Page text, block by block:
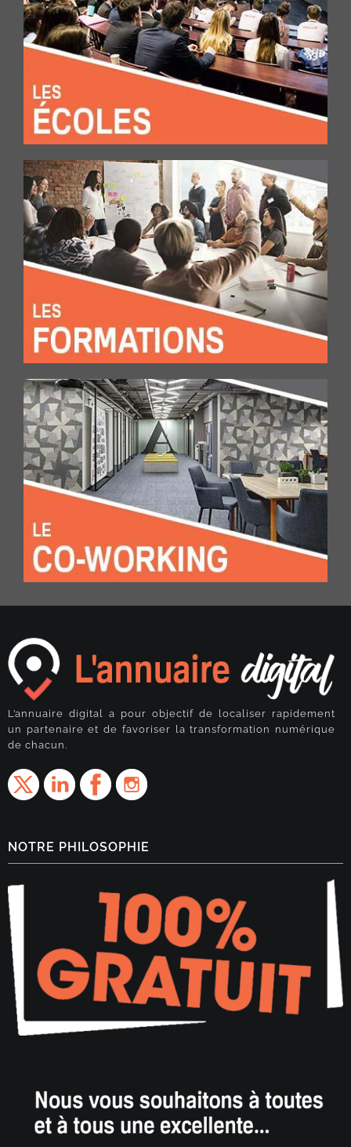
L’annuaire digital a pour objectif de localiser rapidement
un partenaire et de favoriser la transformation numérique
de chacun.
NOTRE PHILOSOPHIE